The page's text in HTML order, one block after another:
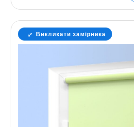
Викликати замірника